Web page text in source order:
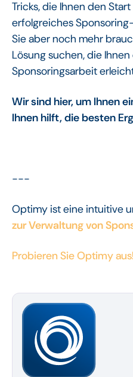
Tricks, die Ihnen den
erfolgreiches
Sie aber noch mehr
Lösung suchen, die
Sponsoringsarbeit
Wir sind hier, um Ihnen
Ihnen hilft, die besten
---
Optimy ist eine intuitive
zur Verwaltung von
Probieren Sie Optimy aus!